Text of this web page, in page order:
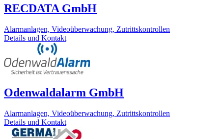
RECDATA GmbH
Alarmanlagen, Videoüberwachung, Zutrittskontrollen
Details und Kontakt
Odenwaldalarm GmbH
Alarmanlagen, Videoüberwachung, Zutrittskontrollen
Details und Kontakt